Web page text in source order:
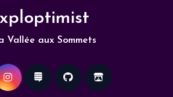
Vallée aux Sommets